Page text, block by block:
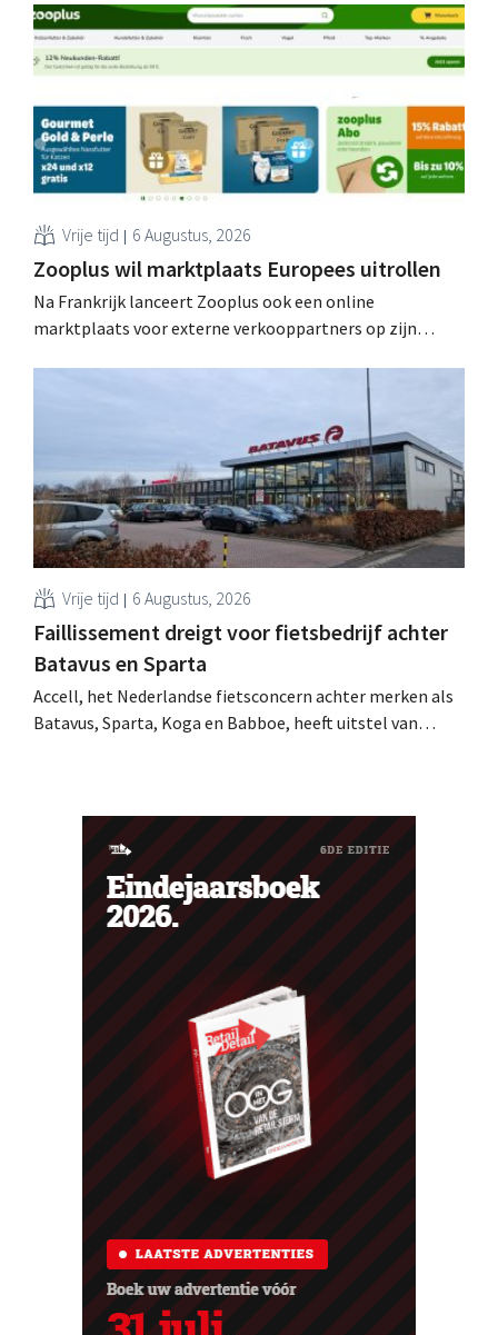
spreekt van een “historisch sterk resultaat”.
Vrije tijd 6 Augustus, 2026
Zooplus wil marktplaats Europees uitrollen
Na Frankrijk lanceert Zooplus ook een online
marktplaats voor externe verkooppartners op zijn
voor huisdierbenodigdheden dat model stapsgewijs
Vrije tijd 6 Augustus, 2026
Faillissement dreigt voor fietsbedrijf achter
Batavus en Sparta
Accell, het Nederlandse fietsconcern achter merken als
Batavus, Sparta, Koga en Babboe, heeft uitstel van